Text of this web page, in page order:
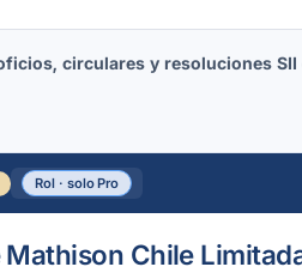
circulares y resoluciones
Rol · solo Pro
Chile